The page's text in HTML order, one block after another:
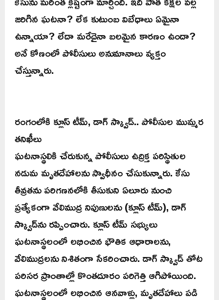
జరిగిన ఘటనా? లేక కుటుంబ విబేధాలు ఏమైనా
ఉన్నాయా? లేదా మరేదైనా బలమైన కారణం ఉందా?
అనే కోణంలో పోలీసులు అనుమానాలు వ్యక్తం
చేస్తున్నారు.
రంగంలోకి క్లూస్ టీమ్, డాగ్ స్క్వాడ్.. పోలీసుల ముమ్మర
తనిఖీలు
ఘటనాస్థలికి చేరుకున్న పోలీసులు ఉద్రిక్త పరిస్థితుల
నడుమ మృతదేహాలను స్వాధీనం చేసుకున్నారు. కేసు
తీవ్రతను పరిగణనలోకి తీసుకుని ఏలూరు నుంచి
ప్రత్యేకంగా వేలిముద్ర నిపుణులను (క్లూస్ టీమ్), డాగ్
స్క్వాడ్‌ను రప్పించారు. క్లూస్ టీమ్ సభ్యులు
ఘటనాస్థలంలో లభించిన భౌతిక ఆధారాలను,
వేలిముద్రలను నిశితంగా సేకరించారు. డాగ్ స్క్వాడ్ తోట
పరిసర ప్రాంతాల్లో కొంతదూరం పరిగెత్తి ఆగిపోయింది.
ఘటనాస్థలంలో లభించిన ఆనవాళ్లు, మృతదేహాలు పడి